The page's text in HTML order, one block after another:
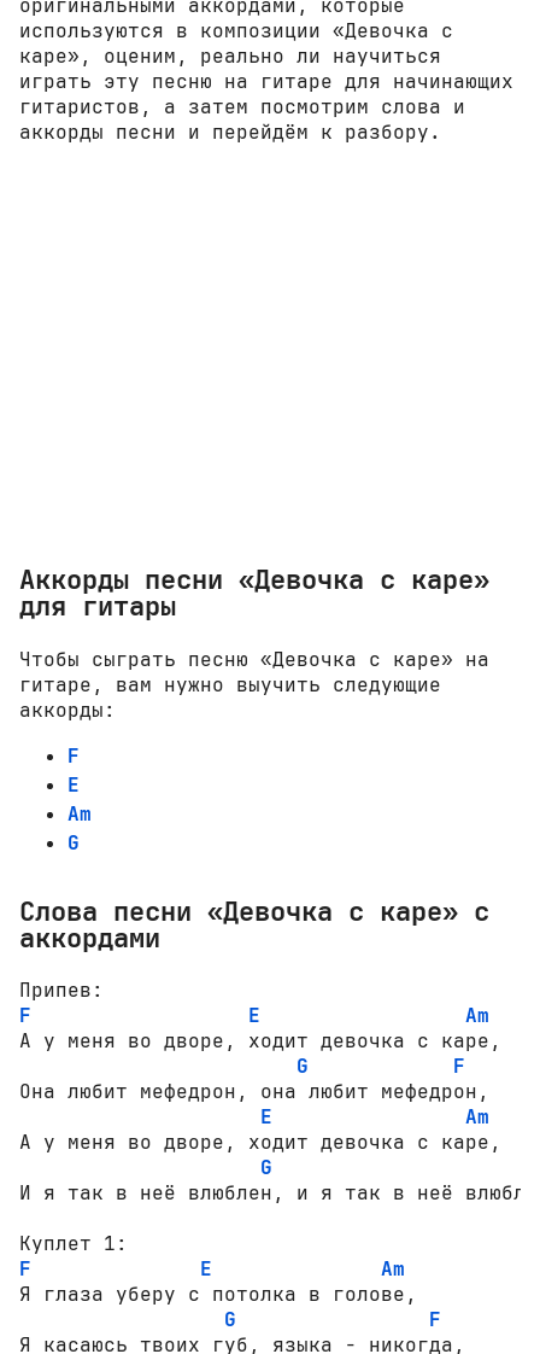
оригинальными аккордами, которые
используются в композиции «Девочка с
каре», оценим, реально ли научиться
играть эту песню на гитаре для начинающих
гитаристов, а затем посмотрим слова и
аккорды песни и перейдём к разбору.
Аккорды песни «Девочка с каре»
для гитары
Чтобы сыграть песню «Девочка с каре» на
гитаре, вам нужно выучить следующие
аккорды:
F
E
Am
G
Слова песни «Девочка с каре» с
аккордами
F
E
Am
А у меня во дворе, ходит девочка с каре,
G
F
Она любит мефедрон, она любит мефедрон,
E
Am
А у меня во дворе, ходит девочка с каре,
G
И я так в неё влюблен, и я так в неё
F
E
Am
Я глаза уберу с потолка в голове,
G
F
Я касаюсь твоих губ, языка - никогда,